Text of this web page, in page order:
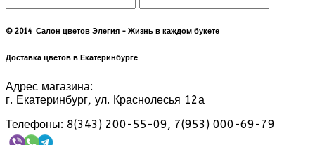
© 2014 Салон цветов Элегия - Жизнь в каждом букете
Доставка цветов в Екатеринбурге
Адрес магазина:
г. Екатеринбург, ул. Краснолесья 12а
Телефоны: 8(343) 200-55-09, 7(953) 000-69-79